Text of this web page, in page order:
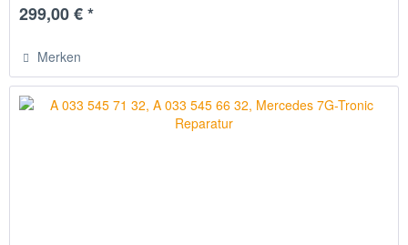
299,00 € *
Merken